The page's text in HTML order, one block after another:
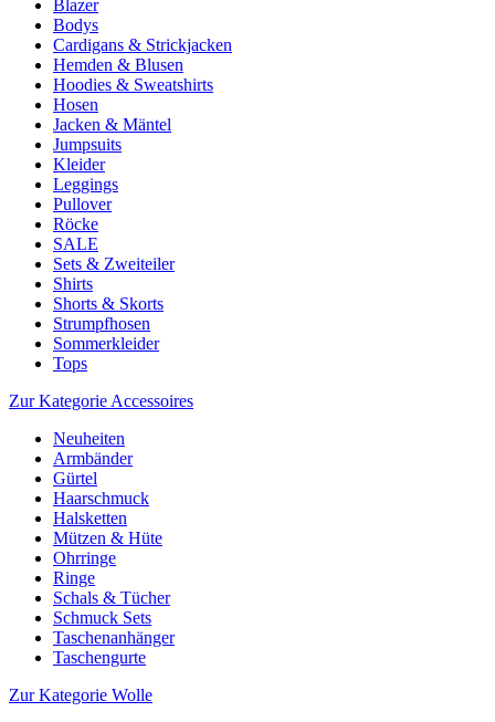
Blazer
Bodys
Cardigans & Strickjacken
Hemden & Blusen
Hoodies & Sweatshirts
Hosen
Jacken & Mäntel
Jumpsuits
Kleider
Leggings
Pullover
Röcke
SALE
Sets & Zweiteiler
Shirts
Shorts & Skorts
Strumpfhosen
Sommerkleider
Tops
Zur Kategorie Accessoires
Neuheiten
Armbänder
Gürtel
Haarschmuck
Halsketten
Mützen & Hüte
Ohrringe
Ringe
Schals & Tücher
Schmuck Sets
Taschenanhänger
Taschengurte
Zur Kategorie Wolle